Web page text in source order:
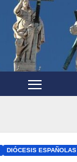
DIÓCESIS ESPAÑOLAS